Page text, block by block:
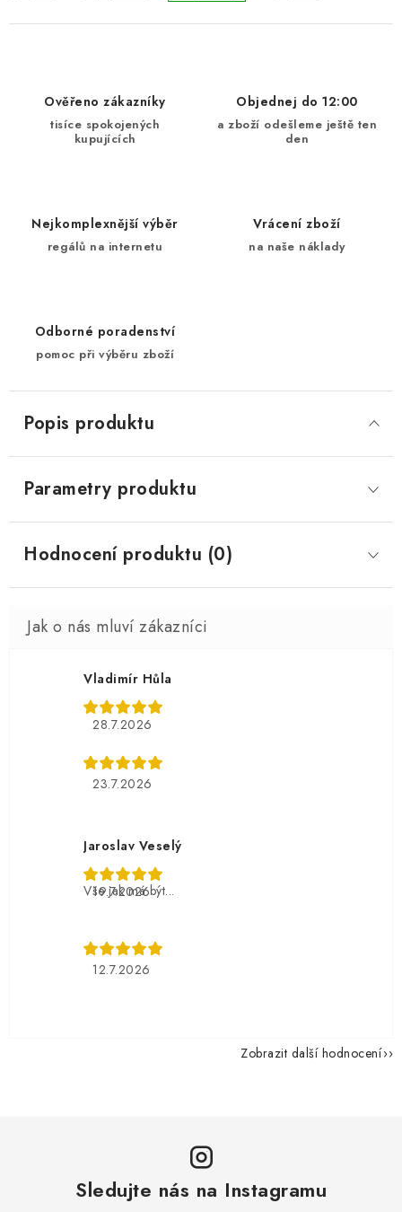
Ověřeno zákazníky
tisíce spokojených
kupujících
Objednej do 12:00
a zboží odešleme ještě ten
den
Nejkomplexnější výběr
regálů na internetu
Vrácení zboží
na naše náklady
Odborné poradenství
pomoc při výběru zboží
Popis produktu
Parametry produktu
Hodnocení produktu (0)
Vladimír Hůla
28.7.2026
23.7.2026
Jaroslav Veselý
19.7.2026
Vše jak má být...
12.7.2026
Zobrazit další hodnocení
Sledujte nás na Instagramu